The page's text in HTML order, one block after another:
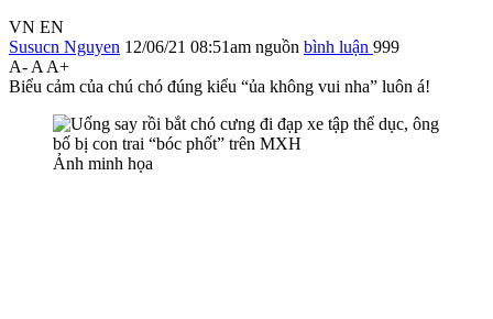
VN EN
Susucn Nguyen 12/06/21 08:51am nguồn bình luận 999
A- A A+
Biểu cảm của chú chó đúng kiểu “ủa không vui nha” luôn á!
Ảnh minh họa